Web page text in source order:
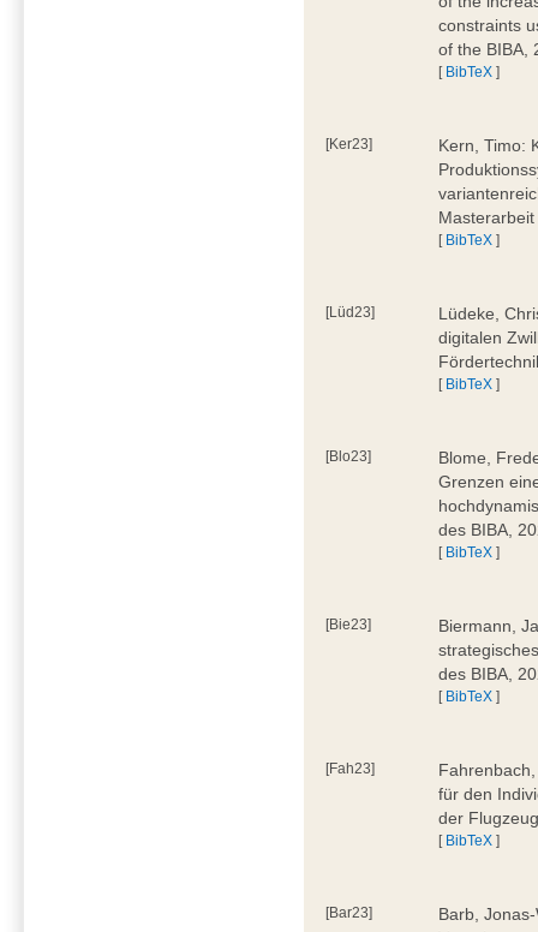
constraints
of the BIBA,
[ BibTeX ]
[Ker23]
Kern, Timo:
[ BibTeX ]
[Lüd23]
Lüdeke,
digitalen
[ BibTeX ]
[Blo23]
Blome,
Grenzen
des BIBA,
[ BibTeX ]
[Bie23]
Biermann,
des BIBA,
[ BibTeX ]
[Fah23]
für den
der
[ BibTeX ]
[Bar23]
Barb,